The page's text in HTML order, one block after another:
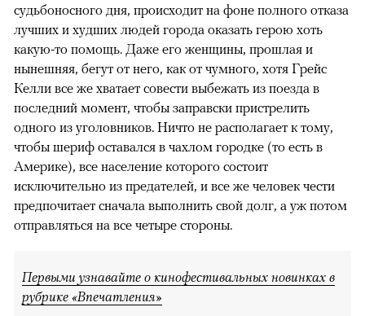
судьбоносного дня, происходит на фоне полного отказа
лучших и худших людей города оказать герою хоть
какую-то помощь. Даже его женщины, прошлая и
нынешняя, бегут от него, как от чумного, хотя Грейс
Келли все же хватает совести выбежать из поезда в
последний момент, чтобы заправски пристрелить
одного из уголовников. Ничто не располагает к тому,
чтобы шериф оставался в чахлом городке (то есть в
Америке), все население которого состоит
исключительно из предателей, и все же человек чести
предпочитает сначала выполнить свой долг, а уж потом
отправляться на все четыре стороны.
Первыми узнавайте о кинофестивальных новинках в
рубрике «Впечатления»